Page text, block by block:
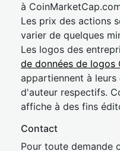
à
Les prix des actions
varier de quelques
Les logos des
de données de logos
appartiennent à
d'auteur respectifs.
affiche à des fins
Contact
Pour toute demande